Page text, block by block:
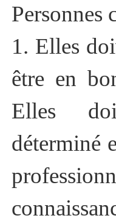
Personnes
1. Elles
être en
Elles
déterminé